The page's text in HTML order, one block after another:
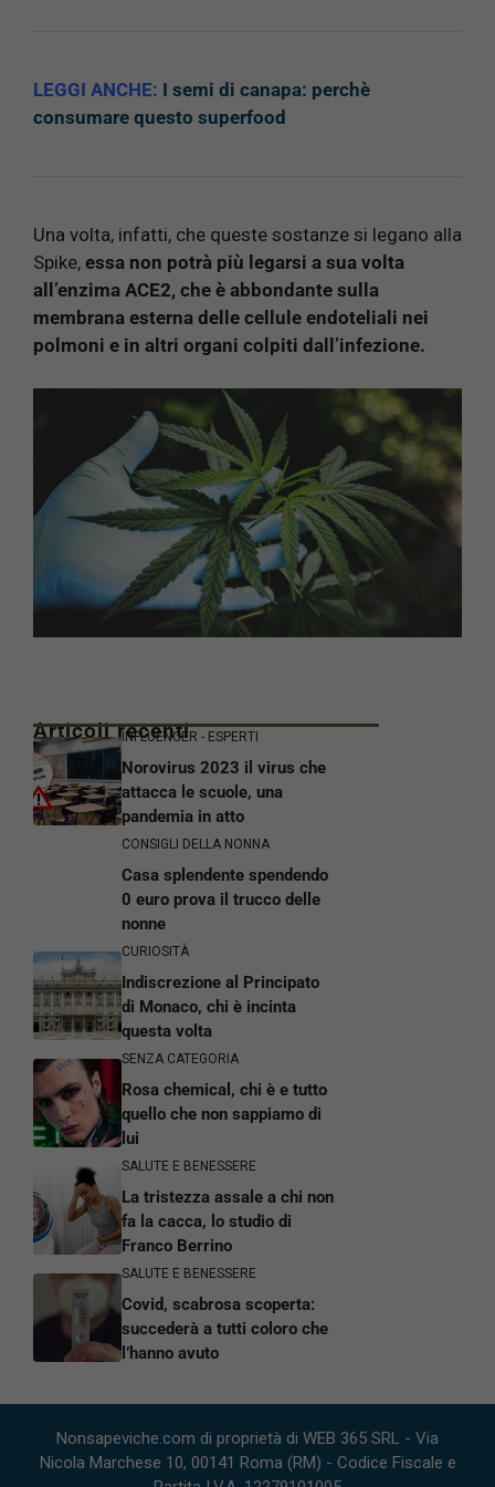
LEGGI ANCHE: I semi di canapa: perchè
consumare questo superfood
Una volta, infatti, che queste sostanze si legano alla
Spike, essa non potrà più legarsi a sua volta
all’enzima ACE2, che è abbondante sulla
membrana esterna delle cellule endoteliali nei
polmoni e in altri organi colpiti dall’infezione.
Articoli recentiINFLUENCER - ESPERTI
Norovirus 2023 il virus che
attacca le scuole, una
pandemia in atto
CONSIGLI DELLA NONNA
Casa splendente spendendo
0 euro prova il trucco delle
nonne
CURIOSITÀ
Indiscrezione al Principato
di Monaco, chi è incinta
questa volta
SENZA CATEGORIA
Rosa chemical, chi è e tutto
quello che non sappiamo di
lui
SALUTE E BENESSERE
La tristezza assale a chi non
fa la cacca, lo studio di
Franco Berrino
SALUTE E BENESSERE
Covid, scabrosa scoperta:
succederà a tutti coloro che
l’hanno avuto
Nonsapeviche.com di proprietà di WEB 365 SRL - Via
Nicola Marchese 10, 00141 Roma (RM) - Codice Fiscale e